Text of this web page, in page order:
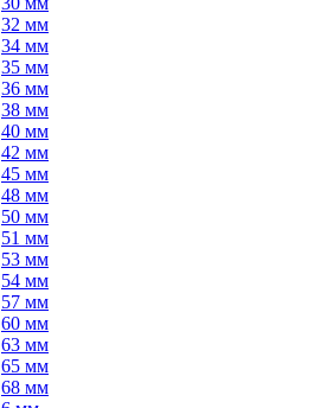
32 мм
34 мм
35 мм
36 мм
38 мм
40 мм
42 мм
45 мм
48 мм
50 мм
51 мм
53 мм
54 мм
57 мм
60 мм
63 мм
65 мм
68 мм